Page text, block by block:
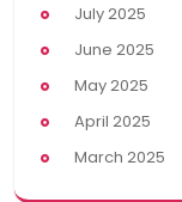
July 2025
June 2025
May 2025
April 2025
March 2025